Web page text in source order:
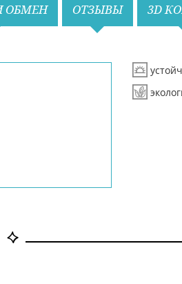
ОБМЕН ОТЗЫВЫ 3D